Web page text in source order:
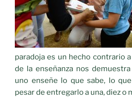
paradoja es un hecho contrario
de la enseñanza nos
uno enseñe lo que sabe, lo
pesar de entregarlo a una, diez o